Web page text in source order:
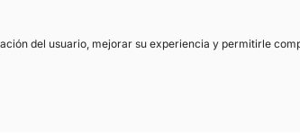
del usuario, mejorar su experiencia y permitirle